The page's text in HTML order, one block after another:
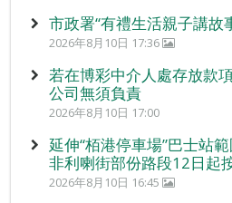
市政署“有禮生活親子講故
2026年8月10日 17:36
若在博彩中介人處存放款
公司無須負責
2026年8月10日 17:00
延伸“栢港停車場”巴士
非利喇街部份路段12日起
2026年8月10日 16:45